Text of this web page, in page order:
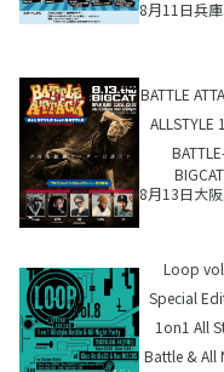
8月11日兵
BATTLE
ALLSTYLE
BIGCAT
8月13日大
Loop
Special
1on1 All
Battle & All